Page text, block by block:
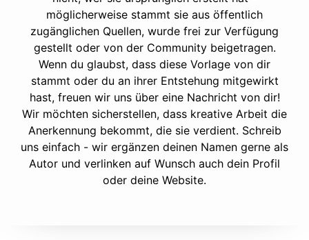
möglicherweise stammt sie aus öffentlich
zugänglichen Quellen, wurde frei zur Verfügung
gestellt oder von der Community beigetragen.
Wenn du glaubst, dass diese Vorlage von dir
stammt oder du an ihrer Entstehung mitgewirkt
hast, freuen wir uns über eine Nachricht von dir!
Wir möchten sicherstellen, dass kreative Arbeit die
Anerkennung bekommt, die sie verdient. Schreib
uns einfach - wir ergänzen deinen Namen gerne als
Autor und verlinken auf Wunsch auch dein Profil
oder deine Website.